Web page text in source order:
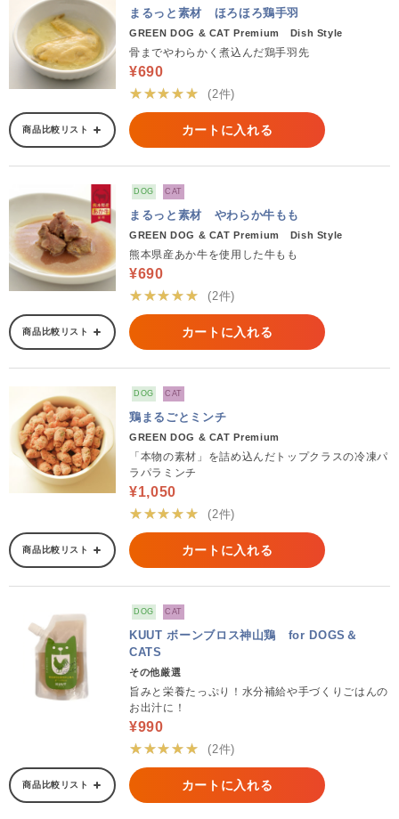
まるっと素材 ほろほろ鶏手羽
GREEN DOG & CAT Premium Dish Style
骨までやわらかく煮込んだ鶏手羽先
¥690
★★★★★
(2件)
商品比較リスト カートに入れる
DOG CAT
まるっと素材 やわらか牛もも
GREEN DOG & CAT Premium Dish Style
熊本県産あか牛を使用した牛もも
¥690
★★★★★
(2件)
商品比較リスト カートに入れる
DOG CAT
鶏まるごとミンチ
GREEN DOG & CAT Premium
「本物の素材」を詰め込んだトップクラスの冷凍パ
ラパラミンチ
¥1,050
★★★★★
(2件)
商品比較リスト カートに入れる
DOG CAT
KUUT ボーンブロス神山鶏 for DOGS＆
CATS
その他厳選
旨みと栄養たっぷり！水分補給や手づくりごはんの
お出汁に！
¥990
★★★★★
(2件)
商品比較リスト カートに入れる